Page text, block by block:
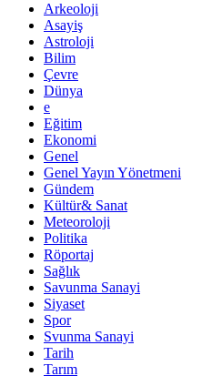
Arkeoloji
Asayiş
Astroloji
Bilim
Çevre
Dünya
e
Eğitim
Ekonomi
Genel
Genel Yayın Yönetmeni
Gündem
Kültür& Sanat
Meteoroloji
Politika
Röportaj
Sağlık
Savunma Sanayi
Siyaset
Spor
Svunma Sanayi
Tarih
Tarım